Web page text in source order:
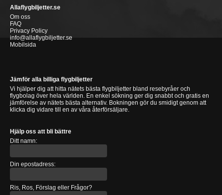
Allaflygbiljetter.se
Om oss
FAQ
Privacy Policy
info@allaflygbiljetter.se
Mobilsida
Jämför alla billiga flygbiljetter
Vi hjälper dig att hitta nätets bästa flygbiljetter bland resebyråer och
flygbolag över hela världen. En enkel sökning ger dig snabbt och gratis en
jämförelse av nätets bästa alternativ. Bokningen gör du smidigt genom att
klicka dig vidare till en av våra återförsäljare.
Hjälp oss att bli bättre
Ditt namn:
Din epostadress:
Ris, Ros, Förslag eller Frågor?